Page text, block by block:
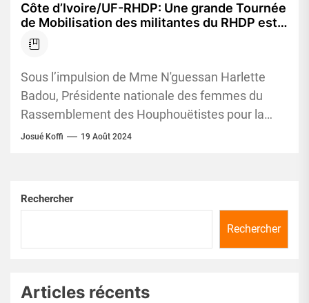
Côte d’Ivoire/UF-RHDP: Une grande Tournée
de Mobilisation des militantes du RHDP est
prévue du 21 au 27 août 2024 dans le
District Autonome d’Abidjan
Sous l’impulsion de Mme N'guessan Harlette
Badou, Présidente nationale des femmes du
Rassemblement des Houphouëtistes pour la
Démocratie et la Paix (UF-RHDP), annonce une
Josué Koffi 19 Août 2024
Rechercher
Rechercher
Articles récents